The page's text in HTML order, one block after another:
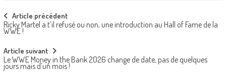
Post
navigation
Article précédent
Ricky Martel a t’il refusé ou non, une introduction au Hall of Fame de la
WWE !
Article suivant
Le WWE Money in the Bank 2026 change de date, pas de quelques
jours mais d’un mois !